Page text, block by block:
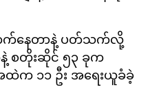
က်နေတာနဲ့ ပတ်သက်လို့
နဲ့ စတိုးဆိုင် ၅၃ ခုက
ထဲက ၁၁ ဦး အရေးယူခံခဲ့